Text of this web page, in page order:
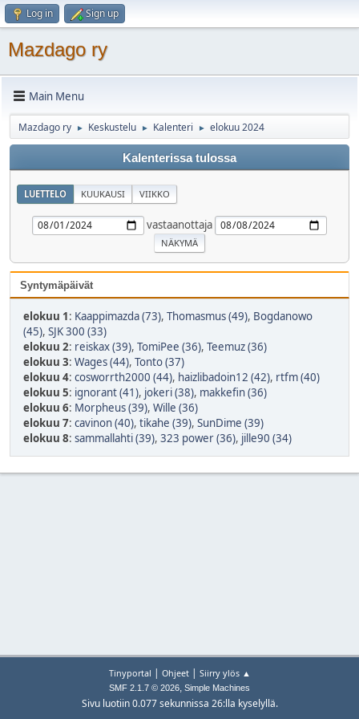
Log in Sign up
Mazdago ry
Main Menu
Mazdago ry ► Keskustelu ► Kalenteri ► elokuu 2024
Kalenterissa tulossa
LUETTELO KUUKAUSI VIIKKO
vastaanottaja
Syntymäpäivät
elokuu 1: Kaappimazda (73), Thomasmus (49), Bogdanowo
(45), SJK 300 (33)
elokuu 2: reiskax (39), TomiPee (36), Teemuz (36)
elokuu 3: Wages (44), Tonto (37)
elokuu 4: cosworrth2000 (44), haizlibadoin12 (42), rtfm (40)
elokuu 5: ignorant (41), jokeri (38), makkefin (36)
elokuu 6: Morpheus (39), Wille (36)
elokuu 7: cavinon (40), tikahe (39), SunDime (39)
elokuu 8: sammallahti (39), 323 power (36), jille90 (34)
Tinyportal | Ohjeet| Siirry ylös ▲
SMF 2.1.7 © 2026, Simple Machines
Sivu luotiin 0.077 sekunnissa 26:lla kyselyllä.